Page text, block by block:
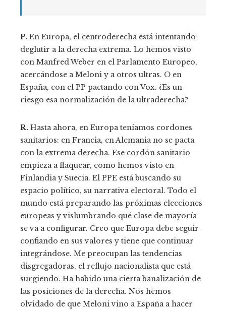
P. En Europa, el centroderecha está intentando
deglutir a la derecha extrema. Lo hemos visto
con Manfred Weber en el Parlamento Europeo,
acercándose a Meloni y a otros ultras. O en
España, con el PP pactando con Vox. ¿Es un
riesgo esa normalización de la ultraderecha?
R. Hasta ahora, en Europa teníamos cordones
sanitarios: en Francia, en Alemania no se pacta
con la extrema derecha. Ese cordón sanitario
empieza a flaquear, como hemos visto en
Finlandia y Suecia. El PPE está buscando su
espacio político, su narrativa electoral. Todo el
mundo está preparando las próximas elecciones
europeas y vislumbrando qué clase de mayoría
se va a configurar. Creo que Europa debe seguir
confiando en sus valores y tiene que continuar
integrándose. Me preocupan las tendencias
disgregadoras, el reflujo nacionalista que está
surgiendo. Ha habido una cierta banalización de
las posiciones de la derecha. Nos hemos
olvidado de que Meloni vino a España a hacer